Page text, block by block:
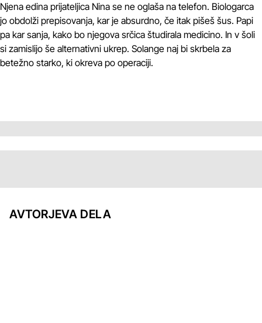
Njena edina prijateljica Nina se ne oglaša na telefon. Biologarca
jo obdolži prepisovanja, kar je absurdno, če itak pišeš šus. Papi
pa kar sanja, kako bo njegova srčica študirala medicino. In v šoli
si zamislijo še alternativni ukrep. Solange naj bi skrbela za
betežno starko, ki okreva po operaciji.
AVTORJEVA DELA